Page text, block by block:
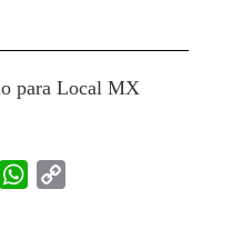
para Local MX
Twitter WhatsApp